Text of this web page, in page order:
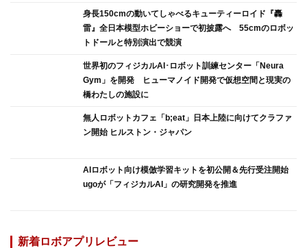
身長150cmの動いてしゃべるキューティーロイド『轟
雷』全日本模型ホビーショーで初披露へ 55cmのロボッ
トドールと特別演出で競演
世界初のフィジカルAI･ロボット訓練センター「Neura
Gym」を開発 ヒューマノイド開発で仮想空間と現実の
橋わたしの施設に
無人ロボットカフェ「b;eat」日本上陸に向けてクラファ
ン開始 ヒルストン・ジャパン
AIロボット向け模倣学習キットを初公開＆先行受注開始
ugoが「フィジカルAI」の研究開発を推進
新着ロボアプリレビュー